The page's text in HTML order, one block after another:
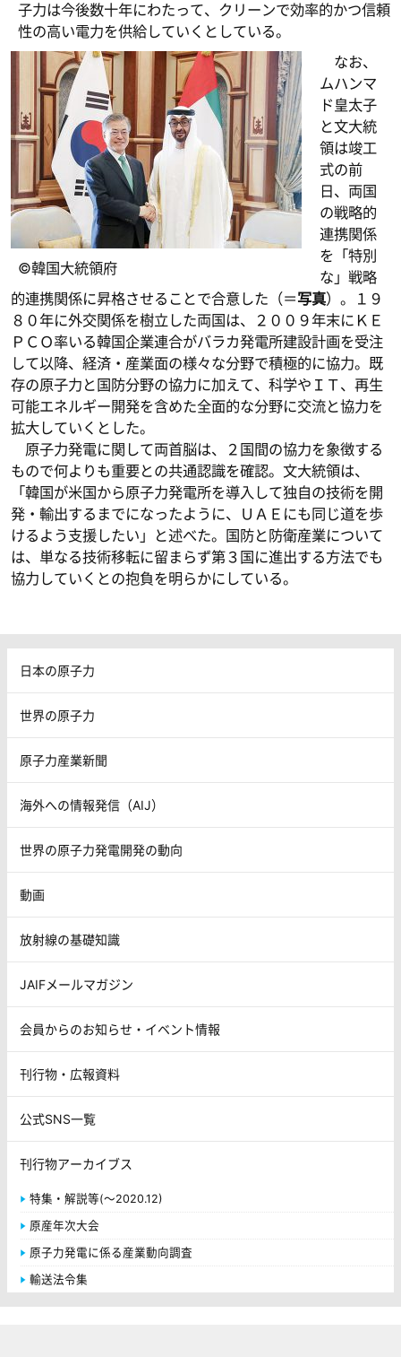
子力は今後数十年にわたって、クリーンで効率的かつ信頼
性の高い電力を供給していくとしている。
©韓国大統領府
なお、
ムハンマ
ド皇太子
と文大統
領は竣工
式の前
日、両国
の戦略的
連携関係
を「特別
な」戦略
的連携関係に昇格させることで合意した（＝写真）。１９
８０年に外交関係を樹立した両国は、２００９年末にＫＥ
ＰＣＯ率いる韓国企業連合がバラカ発電所建設計画を受注
して以降、経済・産業面の様々な分野で積極的に協力。既
存の原子力と国防分野の協力に加えて、科学やＩＴ、再生
可能エネルギー開発を含めた全面的な分野に交流と協力を
拡大していくとした。
原子力発電に関して両首脳は、２国間の協力を象徴する
もので何よりも重要との共通認識を確認。文大統領は、
「韓国が米国から原子力発電所を導入して独自の技術を開
発・輸出するまでになったように、ＵＡＥにも同じ道を歩
けるよう支援したい」と述べた。国防と防衛産業について
は、単なる技術移転に留まらず第３国に進出する方法でも
協力していくとの抱負を明らかにしている。
日本の原子力
世界の原子力
原子力産業新聞
海外への情報発信（AIJ）
世界の原子力発電開発の動向
動画
放射線の基礎知識
JAIFメールマガジン
会員からのお知らせ・イベント情報
刊行物・広報資料
公式SNS一覧
刊行物アーカイブス
特集・解説等(～2020.12)
原産年次大会
原子力発電に係る産業動向調査
輸送法令集